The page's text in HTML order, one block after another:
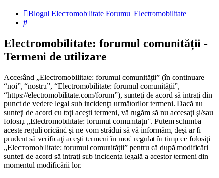
Blogul Electromobilitate Forumul Electromobilitate
Căutare
Electromobilitate: forumul comunității -
Termeni de utilizare
Accesând „Electromobilitate: forumul comunității” (în continuare
“noi”, “nostru”, “Electromobilitate: forumul comunității”,
“https://electromobilitate.com/forum”), sunteţi de acord să intraţi din
punct de vedere legal sub incidenţa următorilor termeni. Dacă nu
sunteţi de acord cu toţi aceşti termeni, vă rugăm să nu accesaţi şi/sau
folosiţi „Electromobilitate: forumul comunității”. Putem schimba
aceste reguli oricând şi ne vom strădui să vă informăm, deşi ar fi
prudent să verificaţi aceşti termeni în mod regulat în timp ce folosiţi
„Electromobilitate: forumul comunității” pentru că după modificări
sunteţi de acord să intraţi sub incidenţa legală a acestor termeni din
momentul modificării lor.